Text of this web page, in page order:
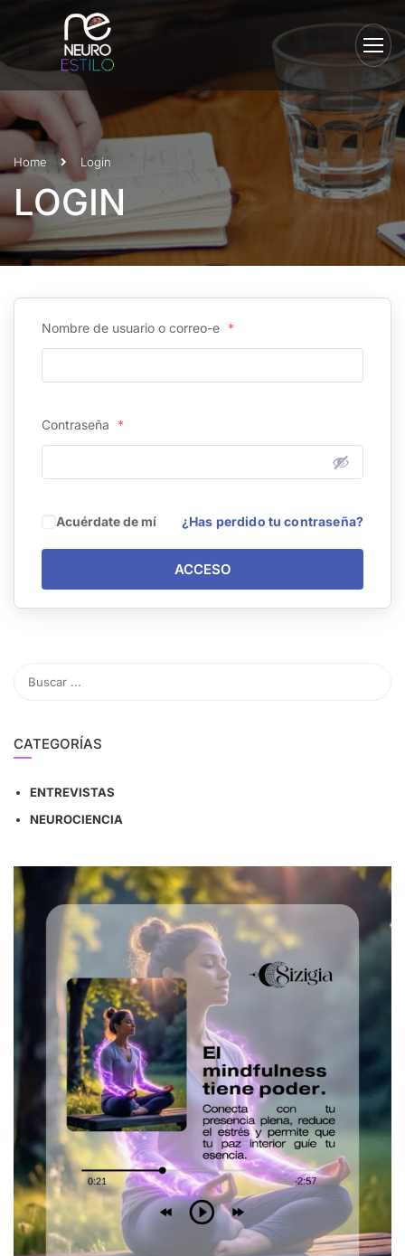
Home Login
LOGIN
Nombre de usuario o correo-e *
Contraseña *
Acuérdate de mí ¿Has perdido tu contraseña?
ACCESO
CATEGORÍAS
ENTREVISTAS
NEUROCIENCIA